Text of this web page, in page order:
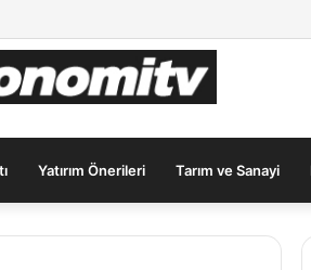
İlk Sırada mı?
Yatırım Önerileri Tarım ve Sanayi